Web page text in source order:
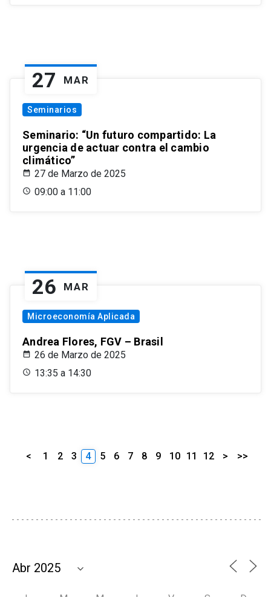
27 MAR
Seminarios
Seminario: “Un futuro compartido: La
urgencia de actuar contra el cambio
climático”
27 de Marzo de 2025
09:00 a 11:00
26 MAR
Microeconomía Aplicada
Andrea Flores, FGV – Brasil
26 de Marzo de 2025
13:35 a 14:30
< 1 2 3 4 5 6 7 8 9 10 11 12 > >>